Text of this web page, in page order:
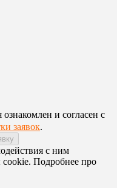
и согласен с
заявок.
с ним
cookie. Подробнее про